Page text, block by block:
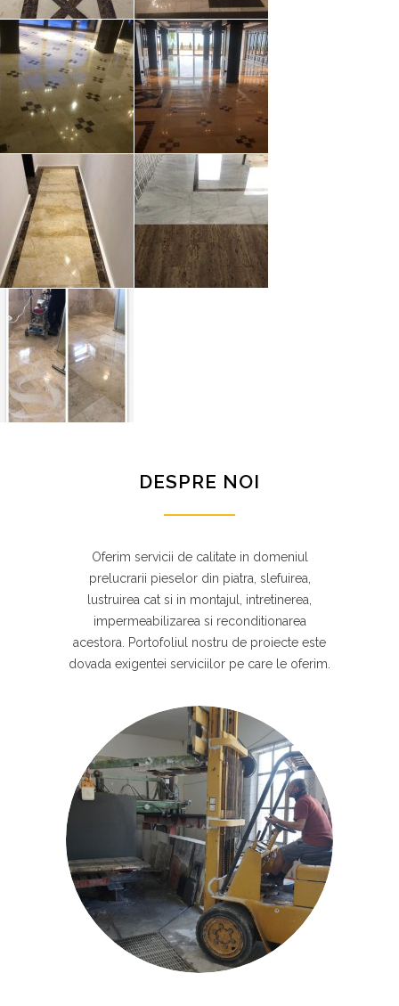
DESPRE NOI
Oferim servicii de calitate in domeniul
prelucrarii pieselor din piatra, slefuirea,
lustruirea cat si in montajul, intretinerea,
impermeabilizarea si reconditionarea
acestora. Portofoliul nostru de proiecte este
dovada exigentei serviciilor pe care le oferim.